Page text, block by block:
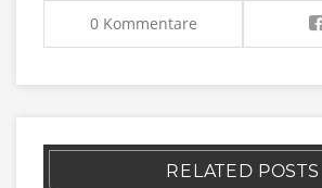
0 Kommentare
RELATED POSTS